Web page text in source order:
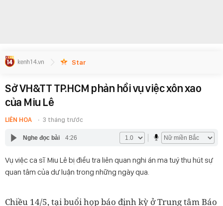
Star
Sở VH&TT TP.HCM phản hồi vụ việc xôn xao
của Miu Lê
LIÊN HOA 3 tháng trước
Nghe đọc bài 4:26
Vụ việc ca sĩ Miu Lê bị điều tra liên quan nghi án ma tuý thu hút sự
quan tâm của dư luận trong những ngày qua.
Chiều 14/5, tại buổi họp báo định kỳ ở Trung tâm Báo